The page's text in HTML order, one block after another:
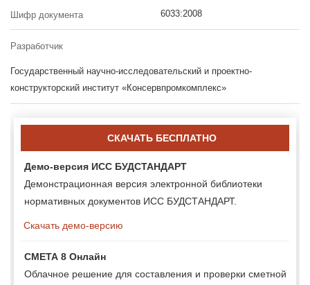
Шифр документа 6033:2008
Разработчик
Государственный научно-исследовательский и проектно-
конструкторский институт «Консервпромкомплекс»
СКАЧАТЬ БЕСПЛАТНО
Демо-версия ИСС БУДСТАНДАРТ
Демонстрационная версия электронной библиотеки
нормативных документов ИСС БУДСТАНДАРТ.
Скачать демо-версию
СМЕТА 8 Онлайн
Облачное решение для составления и проверки сметной